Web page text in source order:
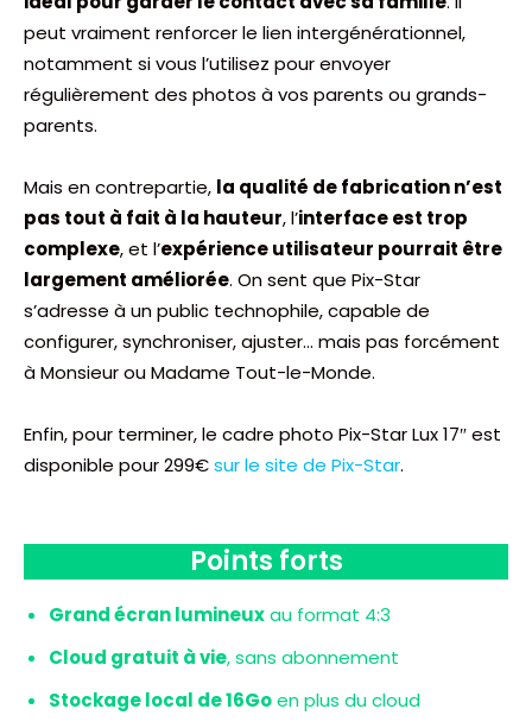
peut vraiment renforcer le lien intergénérationnel,
notamment si vous l’utilisez pour envoyer
régulièrement des photos à vos parents ou grands-
parents.
Mais en contrepartie, la qualité de fabrication n’est
pas tout à fait à la hauteur, l’interface est trop
complexe, et l’expérience utilisateur pourrait être
largement améliorée. On sent que Pix-Star
s’adresse à un public technophile, capable de
configurer, synchroniser, ajuster… mais pas forcément
à Monsieur ou Madame Tout-le-Monde.
Enfin, pour terminer, le cadre photo Pix-Star Lux 17″ est
disponible pour 299€sur le site de Pix-Star.
Points forts
Grand écran lumineuxau format 4:3
Cloud gratuit à vie, sans abonnement
Stockage local de 16Goen plus du cloud